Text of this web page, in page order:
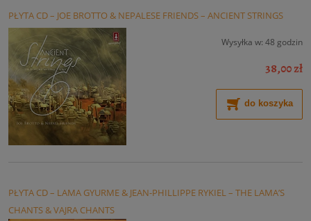
PŁYTA CD – JOE BROTTO & NEPALESE FRIENDS – ANCIENT STRINGS
Wysyłka w: 48 godzin
38,00 zł
do koszyka
PŁYTA CD – LAMA GYURME & JEAN-PHILLIPPE RYKIEL – THE LAMA’S
CHANTS & VAJRA CHANTS